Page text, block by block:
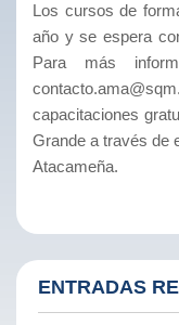
Los cursos de
año y se espera
Para más
capacitaciones
Grande a través de
Atacameña.
ENTRADAS